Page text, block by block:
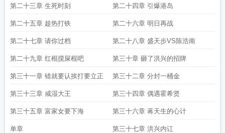
第二十三章 生死时刻 第二十四章 引爆港岛
第二十五章 趁热打铁 第二十六章 明日再战
第二十七章 请你过档 第二十八章 盛天步VS陈浩南
第二十九章 红棍搅屎棍吧 第三十章 砸了洪兴的招牌
第三十一章 错就要认挨打要立正 第三十二章 分封一桶金
第三十三章 咸湿大王 第三十四章 偶遇霍希贤
第三十五章 富家女要下海 第三十六章 蒋天生的心计
单章 第三十七章 洪兴内讧